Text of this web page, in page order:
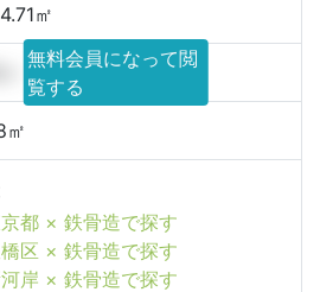
㎡
無料会員になって閲
覧する
㎡
都 × 鉄骨造で探す
区 × 鉄骨造で探す
岸 × 鉄骨造で探す